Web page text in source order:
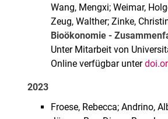
Wang, Mengxi; Weimar,
Zeug, Walther; Zinke,
Bioökonomie -
Unter Mitarbeit von
Online verfügbar unter
2023
Froese, Rebecca; Andrino,